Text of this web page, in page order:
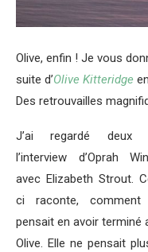
Olive, enfin ! Je vous
suite d’Olive Kitteridge
Des retrouvailles
J’ai regardé deux
l’interview d’Oprah
avec Elizabeth Strout.
ci raconte, comment
pensait en avoir terminé
Olive. Elle ne pensait